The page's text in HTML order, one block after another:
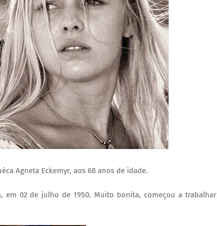
Agneta Eckemyr, aos 68 anos de idade.
em 02 de julho de 1950. Muito bonita, começou a trabalhar